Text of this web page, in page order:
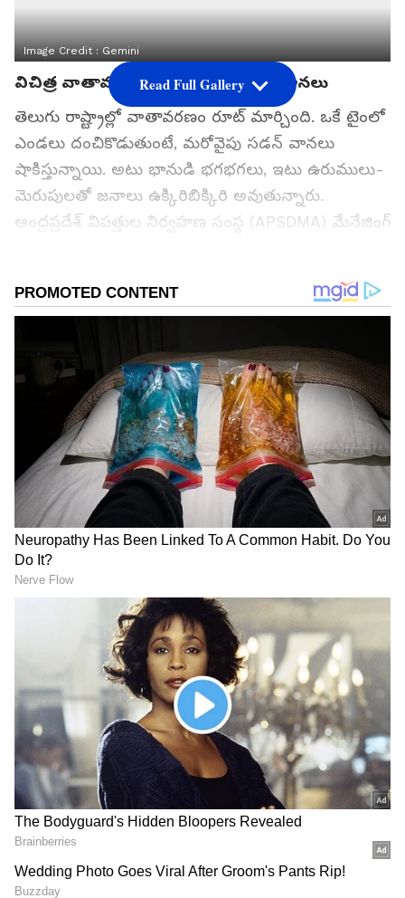
Image Credit :Gemini
విచిత్ర వాతావరణం: ఒకేసారి ఎండలు.. వానలు
తెలుగు రాష్ట్రాల్లో వాతావరణం రూట్ మార్చింది. ఒకే టైంలో
ఎండలు దంచికొడుతుంటే, మరోవైపు సడన్ వానలు
షాకిస్తున్నాయి. అటు భానుడి భగభగలు, ఇటు ఉరుములు-
మెరుపులతో జనాలు ఉక్కిరిబిక్కిరి అవుతున్నారు.
ఆంధ్రప్రదేశ్ విపత్తుల నిర్వహణ సంస్థ (APSDMA) మేనేజింగ్
ఆదివారం పలు జిల్లాల్లో మోస్తరు వర్షాలు పడే ఛాన్స్
సమయంలో కొన్ని ప్రాంతాల్లో ఎండలు దంచికొట్టనున్నాయి.
గూగుల్‌లో ఆసక్తికరమైన సమాచారం కోసం ఏసియానెట్ తెలుగు
ను మీ ఫ్రిఫర్డ్ సోర్స్ గా ఎంచుకోండి
5
Read Full Gallery